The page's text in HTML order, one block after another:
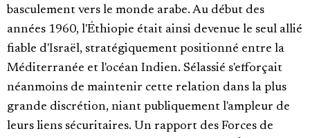
basculement vers le monde arabe. Au début des
années 1960, l'Éthiopie était ainsi devenue le seul allié
fiable d'Israël, stratégiquement positionné entre la
Méditerranée et l'océan Indien. Sélassié s'efforçait
néanmoins de maintenir cette relation dans la plus
grande discrétion, niant publiquement l'ampleur de
leurs liens sécuritaires. Un rapport des Forces de